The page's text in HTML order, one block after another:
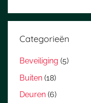
Categorieën
Beveiliging (5)
Buiten (18)
Deuren (6)